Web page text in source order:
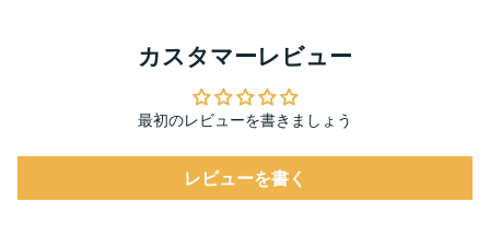
カスタマーレビュー
最初のレビューを書きましょう
レビューを書く